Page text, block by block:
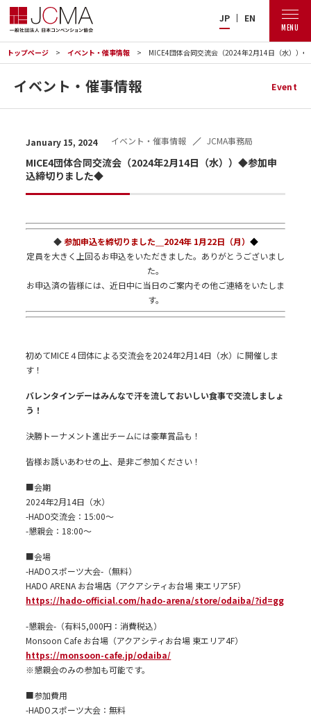
JP EN
MENU
トップページ イベント・催事情報 MICE4団体合同交流会（2024年2月14日（水））
イベント・催事情報 Event
January 15, 2024 イベント・催事情報 JCMA事務局
MICE4団体合同交流会（2024年2月14日（水））◆参加申
込締切りました◆
◆参加申込を締切りました＿2024年 1月22日（月） ◆
定員を大きく上回るお申込をいただきました。ありがとうございまし
た。
お申込済の皆様には、近日中に当日のご案内その他ご連絡をいたしま
す。
初めてMICE４団体による交流会を2024年2月14日（水）に開催しま
す！
バレンタインデーはみんなで汗を流しておいしい食事で交流しましょ
う！
決勝トーナメント進出チームには豪華賞品も！
皆様お誘いあわせの上、是非ご参加ください！
■会期
2024年2月14日（水）
-HADO交流会：15:00～
-懇親会：18:00～
■会場
-HADOスポーツ大会-（無料）
HADO ARENA お台場店（アクアシティお台場 東エリア5F）
https://hado-official.com/hado-arena/store/odaiba/?id=gg
-懇親会-（有料5,000円：消費税込）
Monsoon Cafe お台場（アクアシティお台場 東エリア4F）
https://monsoon-cafe.jp/odaiba/
※懇親会のみの参加も可能です。
■参加費用
-HADOスポーツ大会：無料